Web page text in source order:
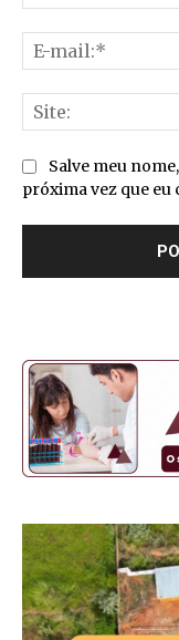
Salve meu
próxima vez que eu